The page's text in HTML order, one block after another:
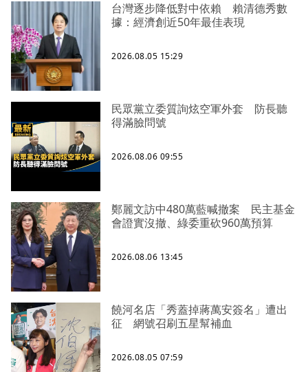
台灣逐步降低對中依賴 賴清德秀數
據：經濟創近50年最佳表現
2026.08.05 15:29
民眾黨立委質詢炫空軍外套 防長聽
得滿臉問號
2026.08.06 09:55
鄭麗文訪中480萬藍喊撤案 民主基金
會證實沒撤、綠委重砍960萬預算
2026.08.06 13:45
饒河名店「秀蓋掉蔣萬安簽名」遭出
征 網號召刷五星幫補血
2026.08.05 07:59